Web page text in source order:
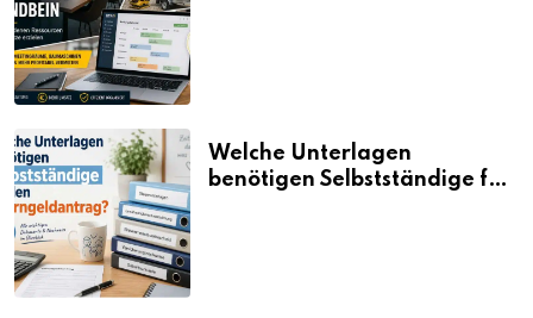
Welche Unterlagen
benötigen Selbstständige für